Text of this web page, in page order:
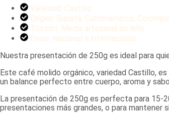
Variedad: Castillo
Origen: Supatá, Cundinamarca, Colombia
Tostión: Media artesanal en leña
Envio: Nacional e internacional
Nuestra presentación de 250g es ideal para
Este café molido orgánico, variedad Castillo,
un balance perfecto entre cuerpo, aroma y
La presentación de 250g es perfecta para 15-
presentaciones más grandes, o para mantener